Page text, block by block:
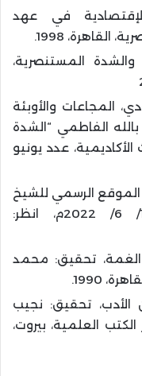
في عهد
1998.
والشدة المستنصرية،
المجاعات والأوبئة
الفاطمي “الشدة
عدد يونيو
الموقع الرسمي للشيخ
الغمة، تحقيق: محمد
1990.
الأدب، تحقيق: نجيب
العلمية، بيروت،